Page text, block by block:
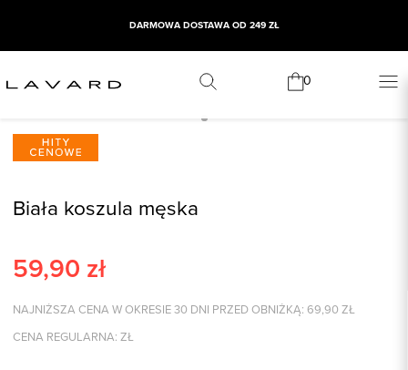
DARMOWA DOSTAWA OD 249 ZŁ
0
Biała koszula męska
59,90 zł
NAJNIŻSZA CENA W OKRESIE 30 DNI PRZED OBNIŻKĄ: 69,90 ZŁ
CENA REGULARNA: ZŁ